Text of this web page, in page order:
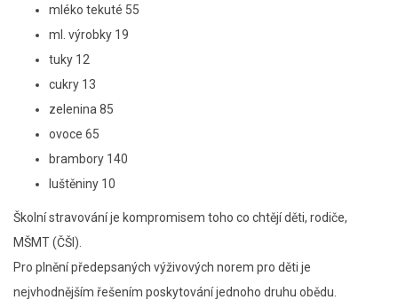
mléko tekuté 55
ml. výrobky 19
tuky 12
cukry 13
zelenina 85
ovoce 65
brambory 140
luštěniny 10
Školní stravování je kompromisem toho co chtějí děti, rodiče,
MŠMT (ČŠI).
Pro plnění předepsaných výživových norem pro děti je
nejvhodnějším řešením poskytování jednoho druhu obědu.